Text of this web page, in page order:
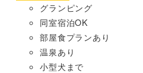
グランピング
同室宿泊OK
部屋食プランあり
温泉あり
小型犬まで